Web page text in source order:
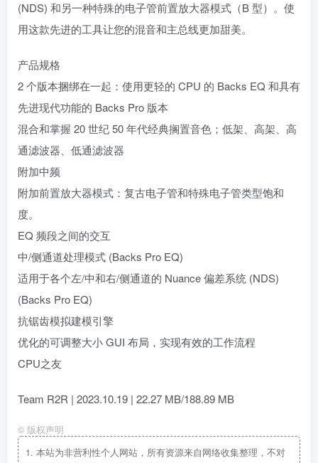
(NDS) 和另一种特殊的电子管前置放大器模式（B 型）。使
用这款先进的工具让您的混音和主总线更加甜美。
产品规格
2 个版本捆绑在一起：使用更轻的 CPU 的 Backs EQ 和具有
先进现代功能的 Backs Pro 版本
混合和掌握 20 世纪 50 年代经典搁置音色；低架、高架、高
通滤波器、低通滤波器
附加中频
附加前置放大器模式：复古电子管和特殊电子管类型饱和
度。
EQ 频段之间的交互
​​中/侧通道处理模式 (Backs Pro EQ)
适用于各个左/中和右/侧通道的 Nuance 偏差系统 (NDS)
(Backs Pro EQ)
抗锯齿模拟建模引擎
优化的可调整大小 GUI 布局，实现有效的工作流程
CPU之友
Team R2R | 2023.10.19 | 22.27 MB/188.89 MB
© 版权声明
1. 本站为非营利性个人网站，所有资源来自网络收集整理，不对